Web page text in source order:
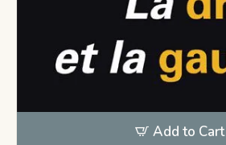
Add to Cart